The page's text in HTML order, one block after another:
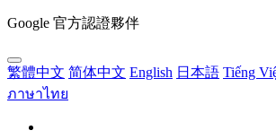
Google 官方認證夥伴
繁體中文 简体中文 English 日本語 Tiếng
ภาษาไทย